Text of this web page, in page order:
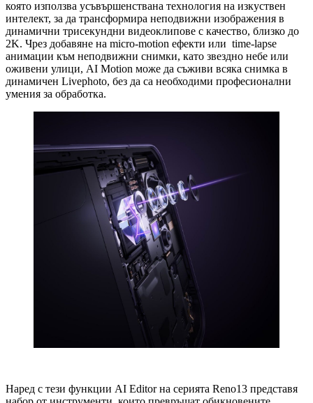
която използва усъвършенствана технология на изкуствен
интелект, за да трансформира неподвижни изображения в
динамични трисекундни видеоклипове с качество, близко до
2K. Чрез добавяне на micro-motion ефекти или time-lapse
анимации към неподвижни снимки, като звездно небе или
оживени улици, AI Motion може да съживи всяка снимка в
динамичен Livephoto, без да са необходими професионални
умения за обработка.
Наред с тези функции AI Editor на серията Reno13 представя